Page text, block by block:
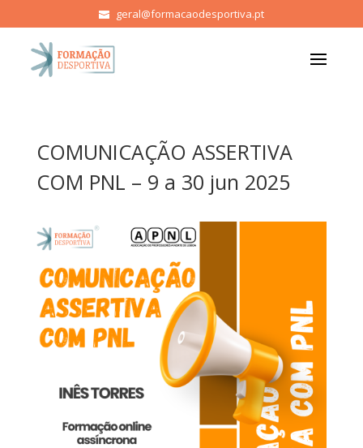
geral@formacaodesportiva.pt
COMUNICAÇÃO ASSERTIVA
COM PNL – 9 a 30 jun 2025